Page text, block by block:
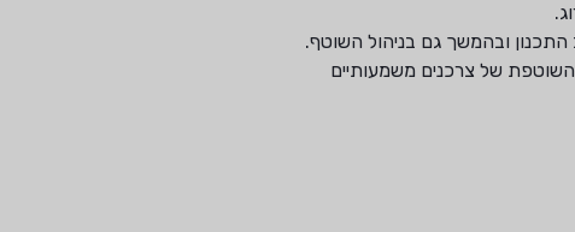
התכנון ובהמשך גם בניהול השוטף.
של צרכנים משמעותיים